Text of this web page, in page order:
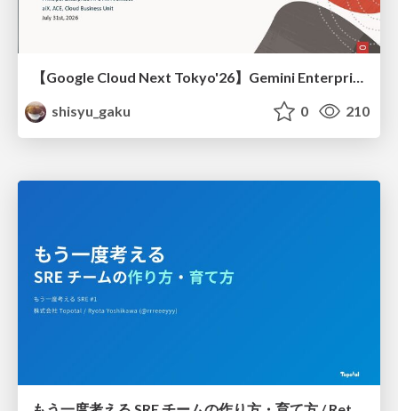
【Google Cloud Next Tokyo'26】Gemini Enterprise と Oracle AI Database で実現する、 業務データ活用を実現する AI エージェント実装
shisyu_gaku
0 210